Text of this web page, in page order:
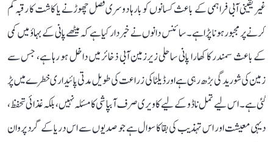
غیر یقینی آبی فراہمی کے باعث کسانوں کو بارہا دوسری فصل چھوڑنے یا کاشت کا رقبہ کم
کرنے پر مجبور ہونا پڑا ہے۔ سائنس دانوں نے خبردار کیا ہے کہ میٹھے پانی کے بہاؤ میں کمی
کے باعث سمندر کا کھارا پانی ساحلی زیرزمین آبی ذخائر میں داخل ہو رہا ہے، جس سے
زمین کی شوریدگی بڑھ رہی ہے اور ڈیلٹا کی زراعت کی طویل مدتی پائیداری خطرے میں پڑ
گئی ہے۔ اس لیے تمل ناڈو کے لیے کاویری صرف آبپاشی کا مسئلہ نہیں، بلکہ غذائی تحفظ،
دیہی معیشت اور اس تہذیب کی بقا کا سوال ہے جو صدیوں سے اس دریا کے گرد پروان